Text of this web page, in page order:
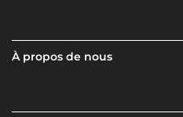
À propos de nous